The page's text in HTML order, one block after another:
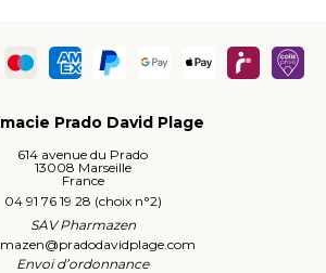
Prado David Plage
614 avenue du Prado
13008 Marseille
France
04 91 76 19 28 (choix n°2)
SAV Pharmazen
@pradodavidplage.com
Envoi d’ordonnance